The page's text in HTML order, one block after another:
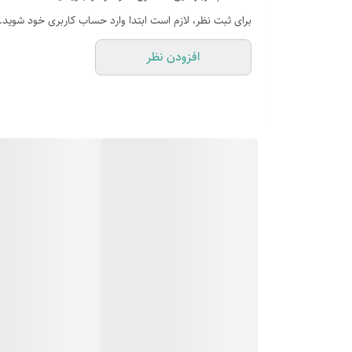
رده مصرف انرژی
برای ثبت نظر، لازم است ابتدا وارد حساب کاربری خود شوید.
افزودن نظر